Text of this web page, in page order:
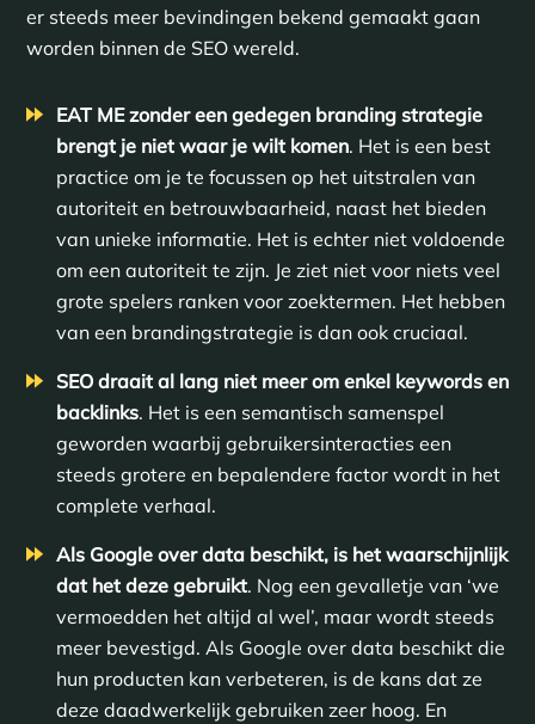
er steeds meer bevindingen bekend gemaakt gaan
worden binnen de SEO wereld.
EAT ME zonder een gedegen branding strategie
brengt je niet waar je wilt komen. Het is een best
practice om je te focussen op het uitstralen van
autoriteit en betrouwbaarheid, naast het bieden
van unieke informatie. Het is echter niet voldoende
om een autoriteit te zijn. Je ziet niet voor niets veel
grote spelers ranken voor zoektermen. Het hebben
van een brandingstrategie is dan ook cruciaal.
SEO draait al lang niet meer om enkel keywords en
backlinks. Het is een semantisch samenspel
geworden waarbij gebruikersinteracties een
steeds grotere en bepalendere factor wordt in het
complete verhaal.
Als Google over data beschikt, is het waarschijnlijk
dat het deze gebruikt. Nog een gevalletje van ‘we
vermoedden het altijd al wel’, maar wordt steeds
meer bevestigd. Als Google over data beschikt die
hun producten kan verbeteren, is de kans dat ze
deze daadwerkelijk gebruiken zeer hoog. En